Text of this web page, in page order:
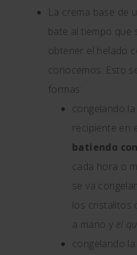
La crema base de
bate al tiempo que
obtener el helado
conocemos. Esto
formas:
congelando
recipiente en
batiendo
cada hora o
se va
los cristalitos
a mano y el
congelando